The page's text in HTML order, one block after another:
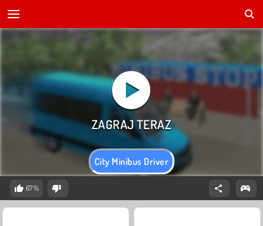
City Minibus Driver
67%